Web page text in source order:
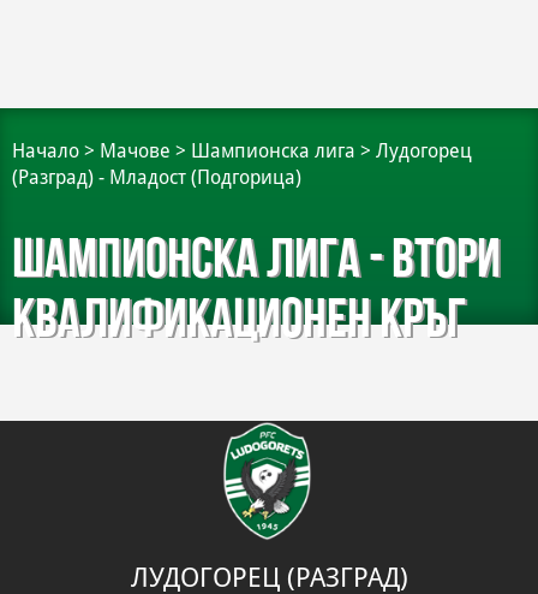
Начало > Мачове > Шампионска лига > Лудогорец
(Разград) - Младост (Подгорица)
Шампионска лига - Втори
квалификационен кръг
ЛУДОГОРЕЦ (РАЗГРАД)